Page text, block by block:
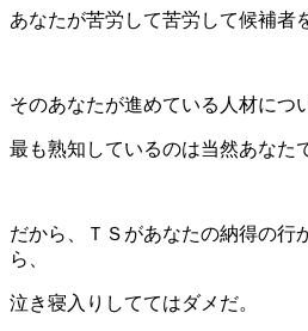
あなたが苦労して苦労して候補者
そのあなたが進めている人材につ
最も熟知しているのは当然あなた
だから、ＴＳがあなたの納得の行
ら、
泣き寝入りしててはダメだ。